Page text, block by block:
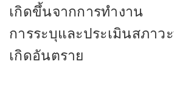
เกิดขึ้นจากการทำงาน
การระบุและประเมินสภาว
เกิดอันตราย